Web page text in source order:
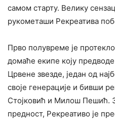
самом старту. Велику
рукометаши Рекреатива
Прво полувреме је
домаће екипе коју
Црвене звезде, један од
своје генерације и бивши
Стојковић и Милош Пешић.
предност, Рекреативо је